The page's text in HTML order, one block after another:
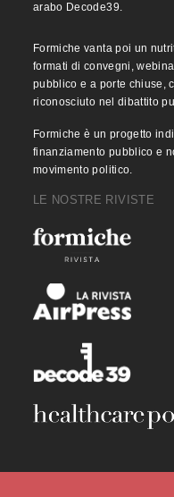
arabo Decode39.
Formiche vanta poi un
formati di convegni,
pubblico e a porte chiuse,
riconosciuto nel dibattito
Formiche è un progetto
finanziamento pubblico e
movimento politico.
LE NOSTRE RIVISTE